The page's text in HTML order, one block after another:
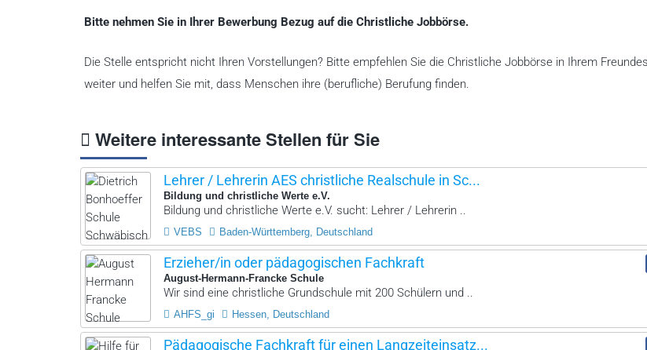
Bitte nehmen Sie in Ihrer Bewerbung Bezug auf die Christliche Jobbörse.
Die Stelle entspricht nicht Ihren Vorstellungen? Bitte empfehlen Sie die Christliche Jobbörse in Ihrem
weiter und helfen Sie mit, dass Menschen ihre (berufliche) Berufung finden.
Weitere interessante Stellen für Sie
Lehrer / Lehrerin AES christliche Realschule in Sc...
Bildung und christliche Werte e.V.
Bildung und christliche Werte e.V. sucht: Lehrer / Lehrerin ..
VEBS Baden-Württemberg, Deutschland
Erzieher/in oder pädagogischen Fachkraft
August-Hermann-Francke Schule
Wir sind eine christliche Grundschule mit 200 Schülern und ..
AHFS_gi Hessen, Deutschland
Pädagogische Fachkraft für einen Langzeiteinsatz...